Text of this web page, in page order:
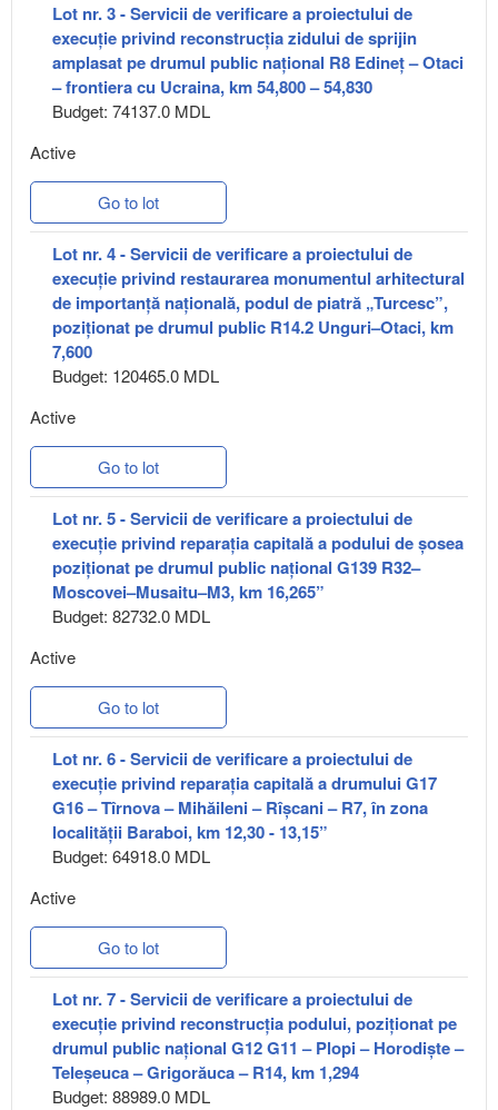
Lot nr. 3 - Servicii de verificare a proiectului de
execuție privind reconstrucția zidului de sprijin
amplasat pe drumul public național R8 Edineț – Otaci
– frontiera cu Ucraina, km 54,800 – 54,830
Budget: 74137.0 MDL
Active
Go to lot
Lot nr. 4 - Servicii de verificare a proiectului de
execuție privind restaurarea monumentul arhitectural
de importanță națională, podul de piatră „Turcesc”,
poziționat pe drumul public R14.2 Unguri–Otaci, km
7,600
Budget: 120465.0 MDL
Active
Go to lot
Lot nr. 5 - Servicii de verificare a proiectului de
execuție privind reparația capitală a podului de șosea
poziționat pe drumul public național G139 R32–
Moscovei–Musaitu–M3, km 16,265”
Budget: 82732.0 MDL
Active
Go to lot
Lot nr. 6 - Servicii de verificare a proiectului de
execuție privind reparația capitală a drumului G17
G16 – Tîrnova – Mihăileni – Rîșcani – R7, în zona
localității Baraboi, km 12,30 - 13,15”
Budget: 64918.0 MDL
Active
Go to lot
Lot nr. 7 - Servicii de verificare a proiectului de
execuție privind reconstrucția podului, poziționat pe
drumul public național G12 G11 – Plopi – Horodiște –
Teleșeuca – Grigorăuca – R14, km 1,294
Budget: 88989.0 MDL